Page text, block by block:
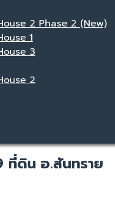
2 Phase 2 (New)
1
3
2
ที่ดิน อ.สันทราย